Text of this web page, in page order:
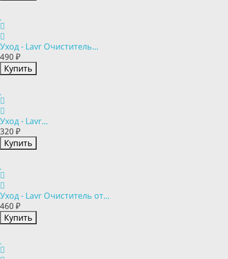
Уход - Lavr Очиститель...
490 ₽
Купить
Уход - Lavr...
320 ₽
Купить
Уход - Lavr Очиститель от...
460 ₽
Купить